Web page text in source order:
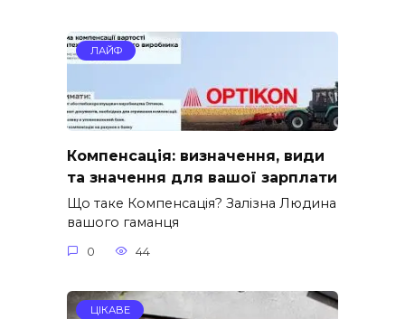
ЛАЙФ
Компенсація: визначення, види
та значення для вашої зарплати
Що таке Компенсація? Залізна Людина
вашого гаманця
0 44
ЦІКАВЕ